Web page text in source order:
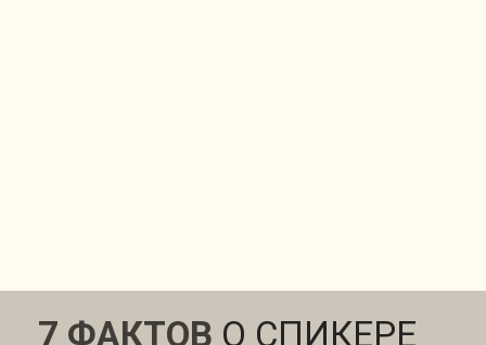
7 ФАКТОВ О СПИКЕРЕ